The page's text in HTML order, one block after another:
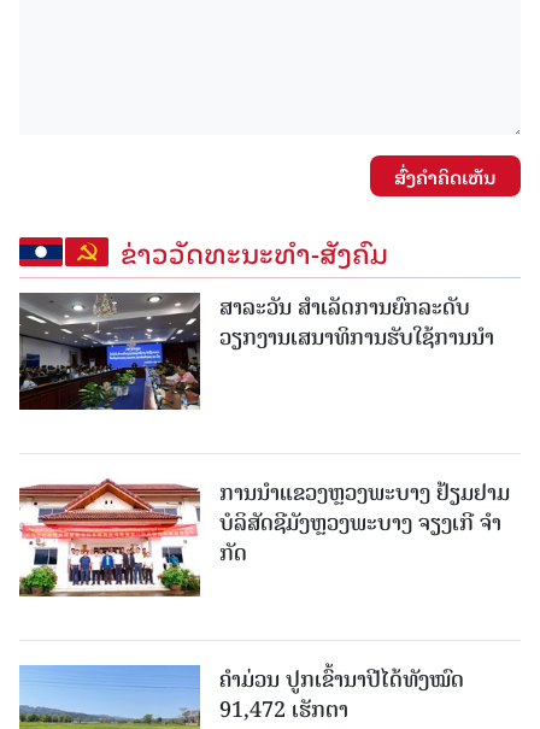
ສົ່ງຄໍາຄິດເຫັນ
ຂ່າວວັດທະນະທຳ-ສັງຄົມ
ສາລະວັນ ສໍາເລັດການຍົກລະດັບ
ວຽກງານເສນາທິການຮັບໃຊ້ການນໍາ
ການນຳແຂວງຫຼວງພະບາງ ຢ້ຽມ​ຢາມ
ບໍ​ລິ​ສັດຊີມັງຫຼວງພະບາງ ຈຽງເກີ ຈໍາ
ກັດ
ຄໍາມ່ວນ ປູກເຂົ້ານາປີໄດ້ທັງໝົດ
91,472 ເຮັກຕາ